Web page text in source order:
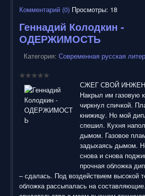
Комментарий (0) Просмотры: 18
Геннадий Колодкин -
ОДЕРЖИМОСТЬ
Категория: Современная русская
СЖЕГ СВОЙ
Накрыл им газовую
чиркнул спичкой.
книжицу. Но мой
спешил. Кухня
дымом. Газовое
задыхаясь дымом.
снова и снова
прочная обложка
– сдалась. Под воздействием высокой
обложка рассыпалась на